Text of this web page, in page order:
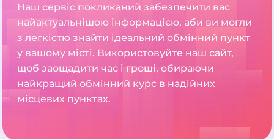
Наш сервіс покликаний забезпечити вас
найактуальнішою інформацією, аби ви могли
з легкістю знайти ідеальний обмінний пункт
у вашому місті. Використовуйте наш сайт,
щоб заощадити час і гроші, обираючи
найкращий обмінний курс в надійних
місцевих пунктах.